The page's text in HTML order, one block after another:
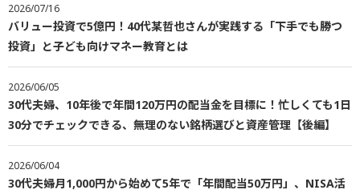
2026/07/16
バリュー投資で5億円！40代某哲也さんが実践する「下手でも勝つ
投資」と子ども向けマネー教育とは
2026/06/05
30代夫婦、10年後で年間120万円の配当金を目標に！忙しくても1日
30分でチェックできる、無理のない銘柄選びと資産管理【後編】
2026/06/04
30代夫婦月1,000円から始めて5年で「年間配当50万円」、NISA活